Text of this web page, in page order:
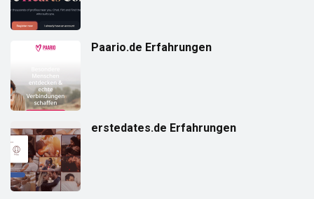
Paario.de Erfahrungen
erstedates.de Erfahrungen